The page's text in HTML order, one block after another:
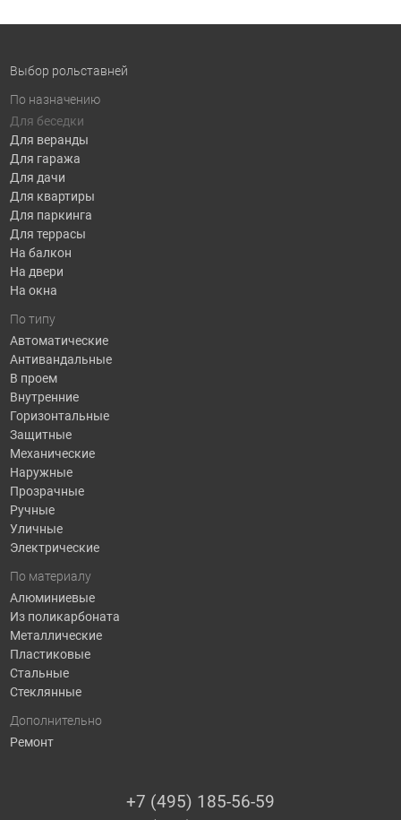
Выбор рольставней
По назначению
Для беседки
Для веранды
Для гаража
Для дачи
Для квартиры
Для паркинга
Для террасы
На балкон
На двери
На окна
По типу
Автоматические
Антивандальные
В проем
Внутренние
Горизонтальные
Защитные
Механические
Наружные
Прозрачные
Ручные
Уличные
Электрические
По материалу
Алюминиевые
Из поликарбоната
Металлические
Пластиковые
Стальные
Стеклянные
Дополнительно
Ремонт
+7 (495) 185-56-59